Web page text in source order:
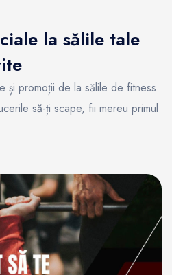
la sălile tale
și promoții de la sălile de fitness
să-ți scape, fii mereu primul